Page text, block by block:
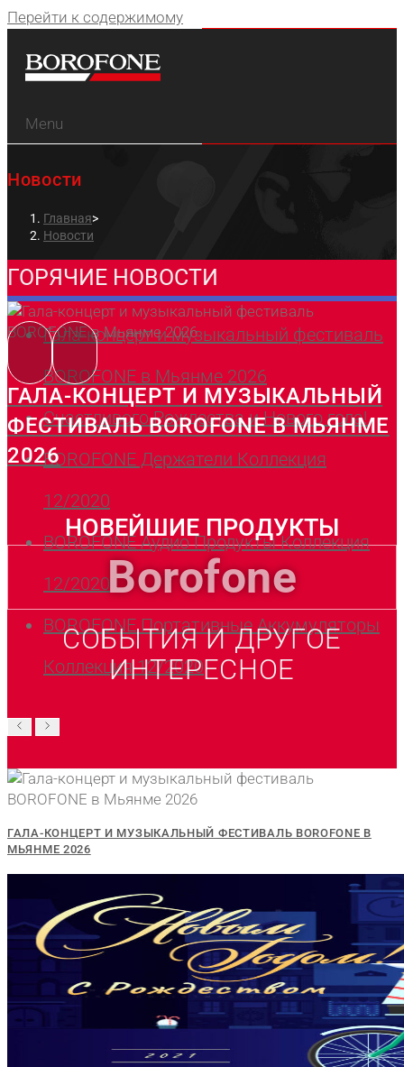
Перейти к содержимому
Menu
Новости
Главная>
Новости
ГОРЯЧИЕ НОВОСТИ
Гала-концерт и музыкальный фестиваль
BOROFONE в Мьянме 2026
Счастливого Рождества и Нового года!
BOROFONE Держатели Коллекция
12/2020
BOROFONE Аудио Продукты Коллекция
12/2020
BOROFONE Портативные Аккумуляторы
Коллекция 12/2020
ГАЛА-КОНЦЕРТ И МУЗЫКАЛЬНЫЙ
ФЕСТИВАЛЬ BOROFONE В МЬЯНМЕ
2026
НОВЕЙШИЕ ПРОДУКТЫ
Borofone
СОБЫТИЯ И ДРУГОЕ
ИНТЕРЕСНОЕ
ГАЛА-КОНЦЕРТ И МУЗЫКАЛЬНЫЙ ФЕСТИВАЛЬ BOROFONE В
МЬЯНМЕ 2026